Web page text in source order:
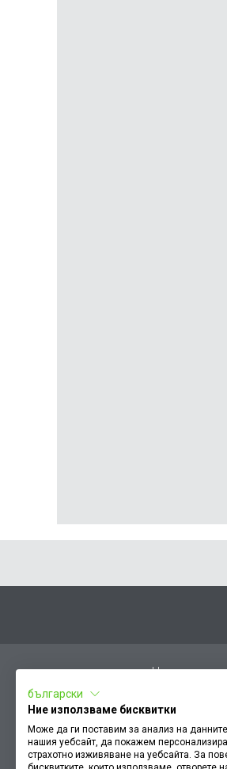
Начало
Оплакване /
български
Ние използваме бисквитки
Може да ги поставим за анализ на
нашия уебсайт, да покажем
страхотно изживяване на уебсайта. За